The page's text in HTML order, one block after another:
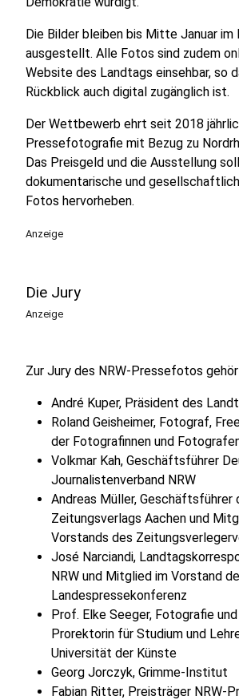
Die Bilder bleiben bis Mitte Januar im
ausgestellt. Alle Fotos sind zudem
Website des Landtags einsehbar, so
Rückblick auch digital zugänglich ist.
Der Wettbewerb ehrt seit 2018
Pressefotografie mit Bezug zu
Das Preisgeld und die Ausstellung
dokumentarische und
Fotos hervorheben.
Anzeige
Die Jury
Anzeige
Zur Jury des NRW-Pressefotos
André Kuper, Präsident des
Roland Geisheimer, Fotograf,
der Fotografinnen und
Volkmar Kah, Geschäftsführer
Journalistenverband NRW
Andreas Müller, Geschäftsführer
Zeitungsverlags Aachen und
Vorstands des
José Narciandi,
NRW und Mitglied im Vorstand
Landespressekonferenz
Prof. Elke Seeger, Fotografie
Prorektorin für Studium und
Universität der Künste
Georg Jorczyk, Grimme-Institut
Fabian Ritter, Preisträger NRW-